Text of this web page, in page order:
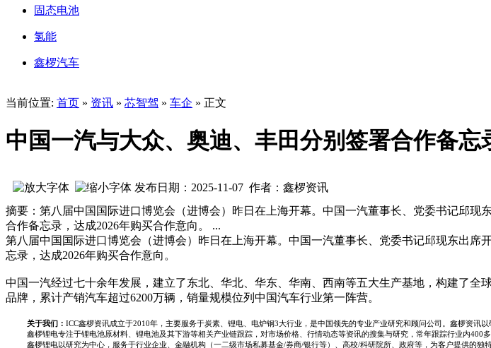
固态电池
氢能
鑫椤汽车
当前位置: 首页 » 资讯 » 芯智驾 » 车企 » 正文
中国一汽与大众、奥迪、丰田分别签署合作备忘
发布日期：2025-11-07 作者：鑫椤资讯
摘要：第八届中国国际进口博览会（进博会）昨日在上海开幕。中国一汽董事长、党委书记邱
合作备忘录，达成2026年购买合作意向。 ...
第八届中国国际进口博览会（进博会）昨日在上海开幕。中国一汽董事长、党委书记邱现东出
忘录，达成2026年购买合作意向。
中国一汽经过七十余年发展，建立了东北、华北、华东、华南、西南等五大生产基地，构建了
品牌，累计产销汽车超过6200万辆，销量规模位列中国汽车行业第一阵营。
关于我们： ICC鑫椤资讯成立于2010年，主要服务于炭素、锂电、电炉钢3大行业，是中国领先的专业产业研究和顾问公司。鑫椤资讯
鑫椤锂电专注于锂电池原材料、锂电池及其下游等相关产业链跟踪，对市场价格、行情动态等资讯的搜集与研究，常年跟踪行业内400
鑫椤锂电以研究为中心，服务于行业企业、金融机构（一二级市场私募基金/券商/银行等）、高校/科研院所、政府等，为客户提供的独